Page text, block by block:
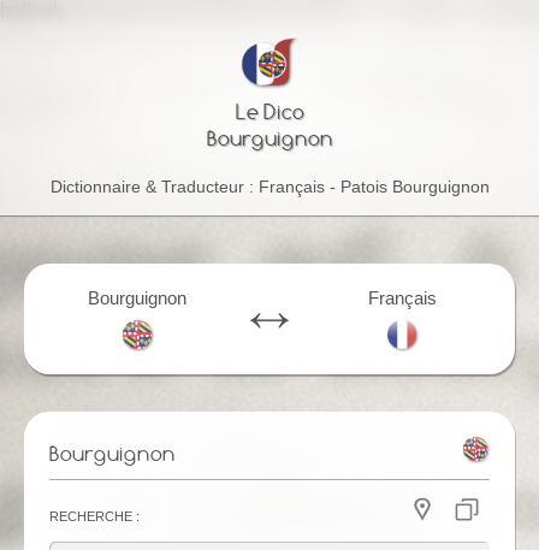
Le Dico
Bourguignon
Dictionnaire & Traducteur : Français - Patois Bourguignon
Bourguignon Français
Bourguignon
Recherche :